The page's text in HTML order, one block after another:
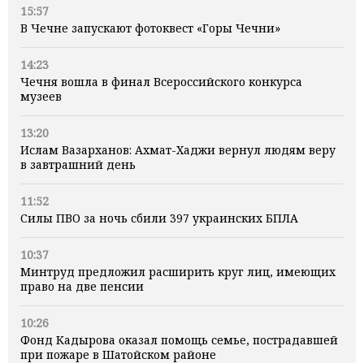
15:57
В Чечне запускают фотоквест «Горы Чечни»
14:23
Чечня вошла в финал Всероссийского конкурса
музеев
13:20
Ислам Вазарханов: Ахмат-Хаджи вернул людям веру
в завтрашний день
11:52
Силы ПВО за ночь сбили 397 украинских БПЛА
10:37
Минтруд предложил расширить круг лиц, имеющих
право на две пенсии
10:26
Фонд Кадырова оказал помощь семье, пострадавшей
при пожаре в Шатойском районе